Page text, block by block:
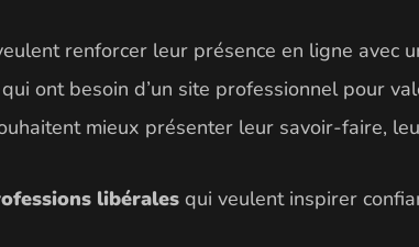
renforcer leur présence en ligne avec
qui ont besoin d’un site professionnel pour
mieux présenter leur savoir-faire,
libérales qui veulent inspirer